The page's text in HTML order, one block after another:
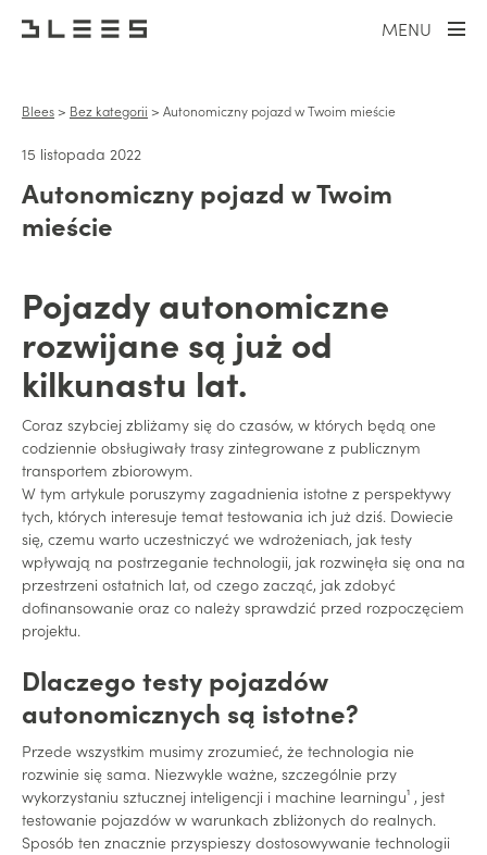
MENU
Blees> Bez kategorii > Autonomiczny pojazd w Twoim mieście
15 listopada 2022
Autonomiczny pojazd w Twoim
mieście
Pojazdy autonomiczne
rozwijane są już od
kilkunastu lat.
Coraz szybciej zbliżamy się do czasów, w których będą one
codziennie obsługiwały trasy zintegrowane z publicznym
transportem zbiorowym.
W tym artykule poruszymy zagadnienia istotne z perspektywy
tych, których interesuje temat testowania ich już dziś. Dowiecie
się, czemu warto uczestniczyć we wdrożeniach, jak testy
wpływają na postrzeganie technologii, jak rozwinęła się ona na
przestrzeni ostatnich lat, od czego zacząć, jak zdobyć
dofinansowanie oraz co należy sprawdzić przed rozpoczęciem
projektu.
Dlaczego testy pojazdów
autonomicznych są istotne?
Przede wszystkim musimy zrozumieć, że technologia nie
rozwinie się sama. Niezwykle ważne, szczególnie przy
wykorzystaniu sztucznej inteligencji i machine learningu¹ , jest
testowanie pojazdów w warunkach zbliżonych do realnych.
Sposób ten znacznie przyspieszy dostosowywanie technologii